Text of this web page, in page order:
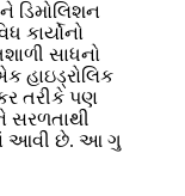
ડિમોલિશન
કાર્યોનો
સાધનો
હાઇડ્રોલિક
તરીકે પણ
સરળતાથી
આવી છે. આ ગુ